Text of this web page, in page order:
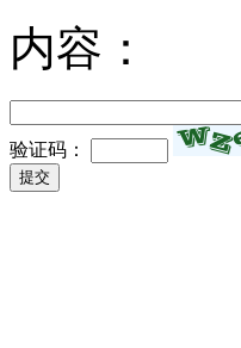
内容：
验证码：